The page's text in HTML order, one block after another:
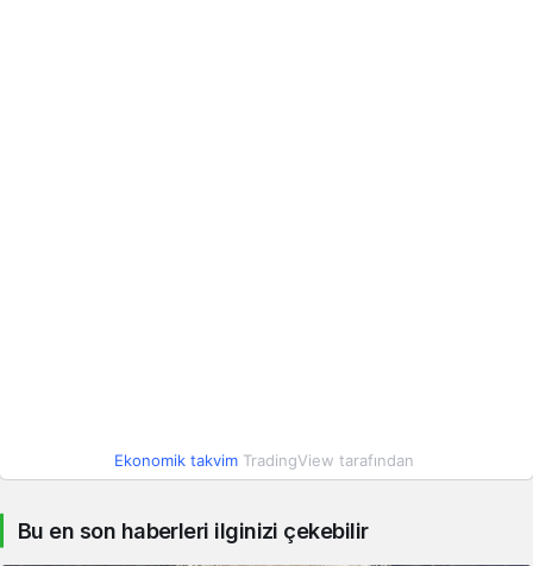
Ekonomik takvim TradingView tarafından
Bu en son haberleri ilginizi çekebilir